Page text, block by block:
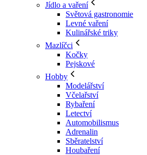
Jídlo a vaření
Světová gastronomie
Levné vaření
Kulinářské triky
Mazlíčci
Kočky
Pejskové
Hobby
Modelářství
Včelařství
Rybaření
Letectví
Automobilismus
Adrenalin
Sběratelství
Houbaření